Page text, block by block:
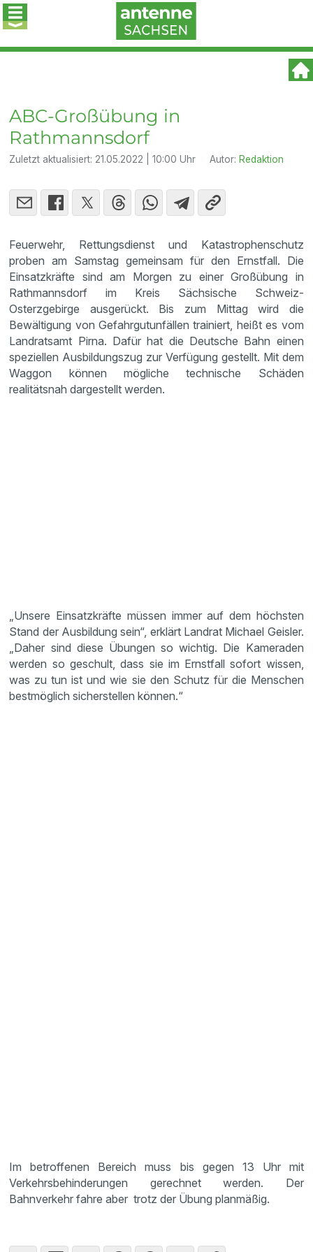
ABC-Großübung in
Rathmannsdorf
Zuletzt aktualisiert: 21.05.2022 | 10:00 Uhr Autor: Redaktion
Feuerwehr, Rettungsdienst und Katastrophenschutz
proben am Samstag gemeinsam für den Ernstfall. Die
Einsatzkräfte sind am Morgen zu einer Großübung in
Rathmannsdorf im Kreis Sächsische Schweiz-
Osterzgebirge ausgerückt. Bis zum Mittag wird die
Bewältigung von Gefahrgutunfällen trainiert, heißt es vom
Landratsamt Pirna. Dafür hat die Deutsche Bahn einen
speziellen Ausbildungszug zur Verfügung gestellt. Mit dem
Waggon können mögliche technische Schäden
realitätsnah dargestellt werden.
„Unsere Einsatzkräfte müssen immer auf dem höchsten
Stand der Ausbildung sein“, erklärt Landrat Michael Geisler.
„Daher sind diese Übungen so wichtig. Die Kameraden
werden so geschult, dass sie im Ernstfall sofort wissen,
was zu tun ist und wie sie den Schutz für die Menschen
bestmöglich sicherstellen können.“
Im betroffenen Bereich muss bis gegen 13 Uhr mit
Verkehrsbehinderungen gerechnet werden. Der
Bahnverkehr fahre aber trotz der Übung planmäßig.